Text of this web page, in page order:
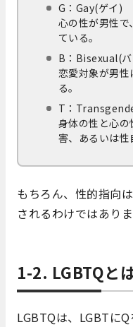
G：Gay(ゲイ)
心の性が男性で
ている。
B：Bisexual(
恋愛対象が男
る。
T：
身体の性と心
害、あるいは性
もちろん、性的指向
されるわけではありま
1-2. LGBTQと
LGBTQは、LGBTに